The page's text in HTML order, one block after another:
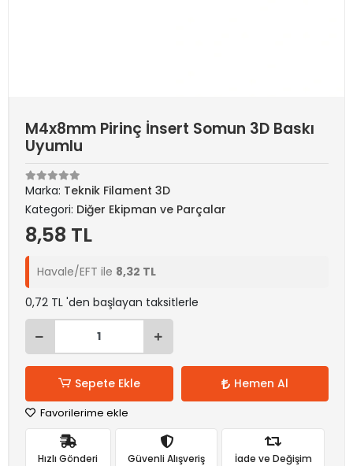
M4x8mm Pirinç İnsert Somun 3D Baskı
Uyumlu
Marka: Teknik Filament 3D
Kategori: Diğer Ekipman ve Parçalar
8,58 TL
Havale/EFT ile 8,32 TL
0,72 TL 'den başlayan taksitlerle
Sepete Ekle Hemen Al
Favorilerime ekle
Hızlı Gönderi Güvenli Alışveriş İade ve Değişim